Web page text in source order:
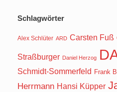
Schlagwörter
Alex Schlüter ARD Carsten Fuß
Straßburger Daniel Herzog
Schmidt-Sommerfeld Frank
Herrmann Hansi Küpper